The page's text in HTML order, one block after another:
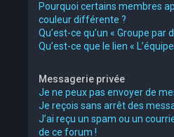
Pourquoi certains membres
couleur différente ?
Qu’est-ce qu’un « Groupe par
Qu’est-ce que le lien «
Messagerie privée
Je ne peux pas envoyer de
Je reçois sans arrêt des
J’ai reçu un spam ou un
de ce forum !